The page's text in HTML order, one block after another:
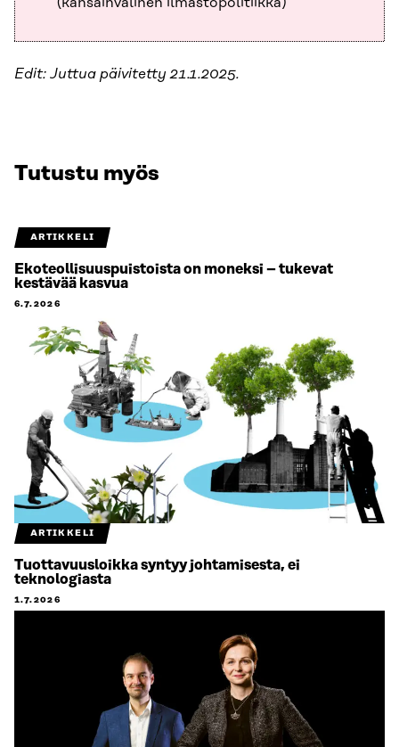
Edit: Juttua päivitetty 21.1.2025.
Tutustu myös
ARTIKKELI
Ekoteollisuuspuistoista on moneksi – tukevat
kestävää kasvua
6.7.2026
ARTIKKELI
Tuottavuusloikka syntyy johtamisesta, ei
teknologiasta
1.7.2026